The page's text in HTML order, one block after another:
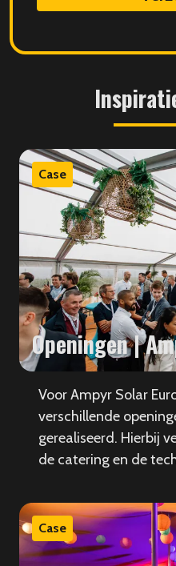
Case
Openingen |
Voor Ampyr Solar
verschillende
gerealiseerd. Hierbij
de catering en de
Case